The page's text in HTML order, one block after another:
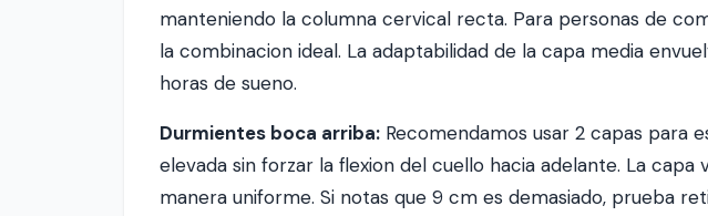
manteniendo la columna cervical recta. Para personas de
la combinacion ideal. La adaptabilidad de la capa media
horas de sueno.
Durmientes boca arriba: Recomendamos usar 2 capas para
elevada sin forzar la flexion del cuello hacia adelante. La
manera uniforme. Si notas que 9 cm es demasiado, prueba